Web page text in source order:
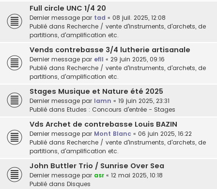
Full circle UNC 1/4 20
Dernier message par tad « 08 juil. 2025, 12:08
Publié dans Recherche / vente d'instruments, d'archets, de
partitions, d'amplification etc.
Vends contrebasse 3/4 lutherie artisanale
Dernier message par efll « 29 juin 2025, 09:16
Publié dans Recherche / vente d'instruments, d'archets, de
partitions, d'amplification etc.
Stages Musique et Nature été 2025
Dernier message par lamn « 19 juin 2025, 23:31
Publié dans Etudes : Concours d'entrée - Stages
Vds Archet de contrebasse Louis BAZIN
Dernier message par Mont Blanc « 06 juin 2025, 16:22
Publié dans Recherche / vente d'instruments, d'archets, de
partitions, d'amplification etc.
John Buttler Trio / Sunrise Over Sea
Dernier message par asr « 12 mai 2025, 10:18
Publié dans Disques